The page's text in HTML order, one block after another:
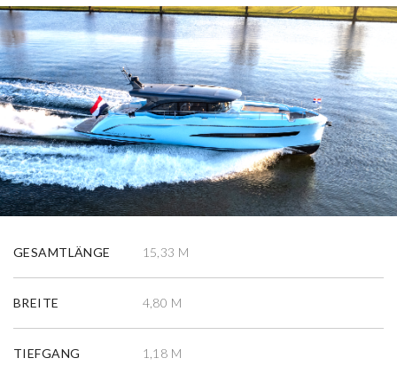
GESAMTLÄNGE 15,33 M
BREITE 4,80 M
TIEFGANG 1,18 M